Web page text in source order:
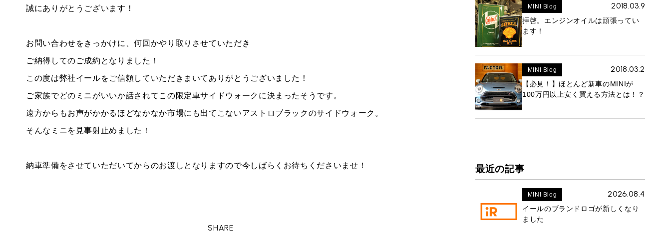
工場
iR TECH FACTORY
ROVER MINIサービス工場
iR MAKERS
TEL
購入相談
誠にありがとうございます！
お問い合わせをきっかけに、何回かやり取りさせていただき
ご納得してのご成約となりました！
この度は弊社イールをご信頼していただきまいてありがとうございました！
ご家族でどのミニがいいか話されてこの限定車サイドウォークに決まったそうです。
遠方からもお声がかかるほどなかなか市場にも出てこないアストロブラックのサイドウォーク。
そんなミニを見事射止めました！
納車準備をさせていただいてからのお渡しとなりますので今しばらくお待ちくださいませ！
SHARE
MINI Blog 2018.03.9
拝啓。エンジンオイルは頑張ってい
ます！
MINI Blog 2018.03.2
【必見！】ほとんど新車のMINIが
100万円以上安く買える方法とは！？
最近の記事
MINI Blog 2026.08.4
イールのブランドロゴが新しくなり
ました